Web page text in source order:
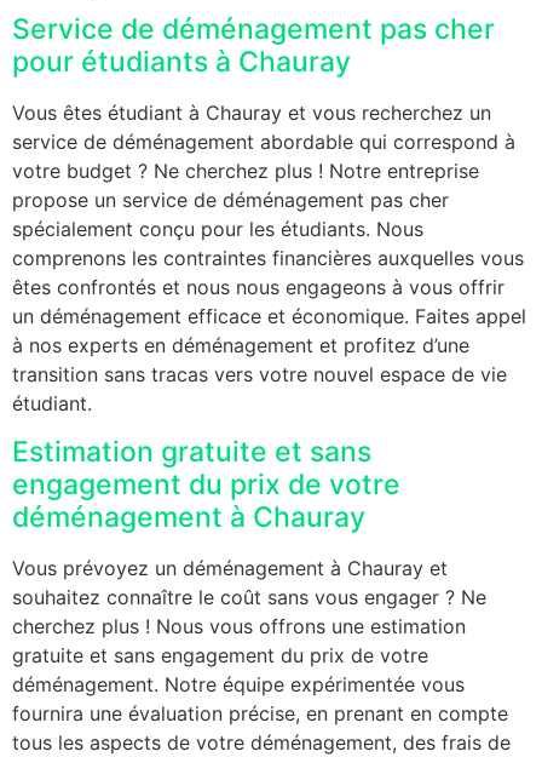
Service de déménagement pas cher
pour étudiants à Chauray
Vous êtes étudiant à Chauray et vous recherchez un
service de déménagement abordable qui correspond à
votre budget ? Ne cherchez plus ! Notre entreprise
propose un service de déménagement pas cher
spécialement conçu pour les étudiants. Nous
comprenons les contraintes financières auxquelles vous
êtes confrontés et nous nous engageons à vous offrir
un déménagement efficace et économique. Faites appel
à nos experts en déménagement et profitez d’une
transition sans tracas vers votre nouvel espace de vie
étudiant.
Estimation gratuite et sans
engagement du prix de votre
déménagement à Chauray
Vous prévoyez un déménagement à Chauray et
souhaitez connaître le coût sans vous engager ? Ne
cherchez plus ! Nous vous offrons une estimation
gratuite et sans engagement du prix de votre
déménagement. Notre équipe expérimentée vous
fournira une évaluation précise, en prenant en compte
tous les aspects de votre déménagement, des frais de